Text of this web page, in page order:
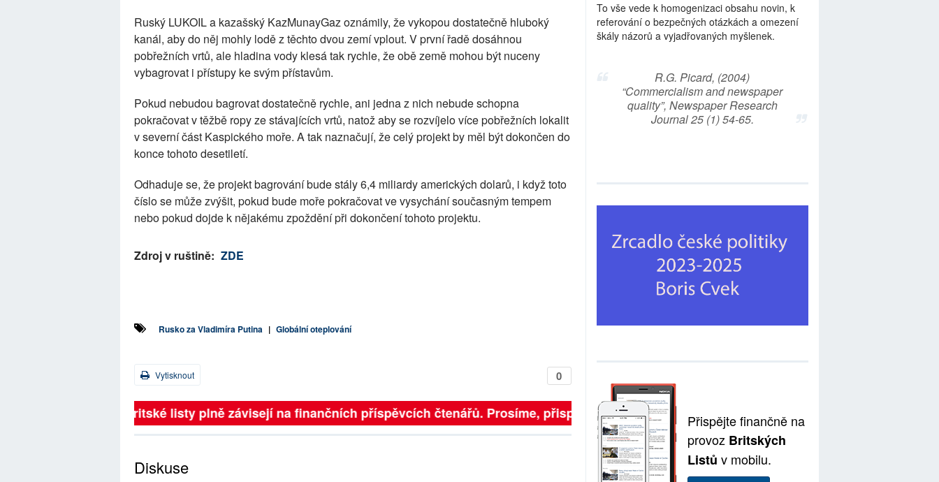
Ruský LUKOIL a kazašský KazMunayGaz oznámily, že vykopou dostatečně hluboký
kanál, aby do něj mohly lodě z těchto dvou zemí vplout. V první řadě dosáhnou
pobřežních vrtů, ale hladina vody klesá tak rychle, že obě země mohou být nuceny
vybagrovat i přístupy ke svým přístavům.
Pokud nebudou bagrovat dostatečně rychle, ani jedna z nich nebude schopna
pokračovat v těžbě ropy ze stávajících vrtů, natož aby se rozvíjelo více pobřežních lokalit
v severní část Kaspického moře. A tak naznačují, že celý projekt by měl být dokončen do
konce tohoto desetiletí.
Odhaduje se, že projekt bagrování bude stály 6,4 miliardy amerických dolarů, i když toto
číslo se může zvýšit, pokud bude moře pokračovat ve vysychání současným tempem
nebo pokud dojde k nějakému zpoždění při dokončení tohoto projektu.
Zdroj v ruštině: ZDE
Rusko za Vladimíra Putina | Globální oteplování
0
Vytisknout
Britské listy plně závisejí na finančních příspěvcích čtenářů. Prosíme, přispějte. ➥
Diskuse
To vše vede k homogenizaci obsahu novin, k
referování o bezpečných otázkách a omezení
škály názorů a vyjadřovaných myšlenek.
R.G. Picard, (2004)
“Commercialism and newspaper
quality”, Newspaper Research
Journal 25 (1) 54-65.
Přispějte finančně na
provoz Britských
Listů v mobilu.